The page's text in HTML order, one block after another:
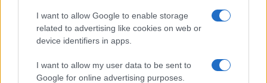
I want to allow Google to enable storage
related to advertising like cookies on web or
device identifiers in apps.
I want to allow my user data to be sent to
Google for online advertising purposes.